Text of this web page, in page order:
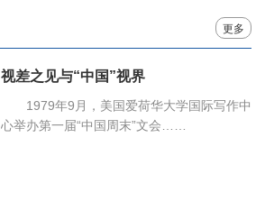
更多
视差之见与“中国”视界
1979年9月，美国爱荷华大学国际写作中
心举办第一届“中国周末”文会……